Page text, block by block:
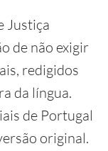
Justiça
de não exigir
redigidos
da língua.
de Portugal
original.